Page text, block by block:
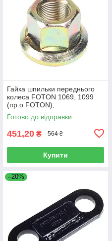
Гайка шпильки переднього
колеса FOTON 1069, 1099
(пр.о FOTON),
1106930003404
Готово до відправки
451,20 ₴ 564 ₴
Купити
–20%